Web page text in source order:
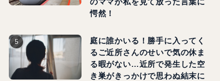
愕然！
庭に誰かいる！勝手に入ってく
るご近所さんのせいで気の休ま
る暇がない…近所で発生した空
き巣がきっかけで思わぬ結末に